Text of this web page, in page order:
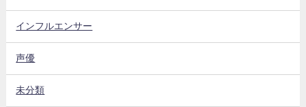
インフルエンサー
声優
未分類